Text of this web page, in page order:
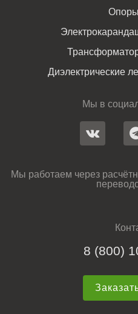
Диэлектрические
Мы в
Мы работаем через
8 (800)